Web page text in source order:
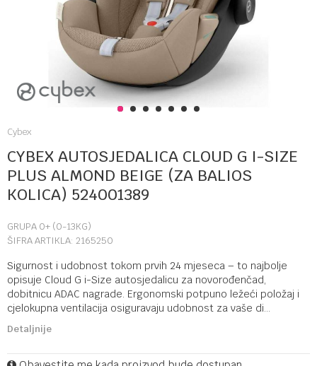
1 2 3 4 5 6 7
Cybex
CYBEX AUTOSJEDALICA CLOUD G I-SIZE
PLUS ALMOND BEIGE (ZA BALIOS
KOLICA) 524001389
GRUPA 0+ (0-13KG)
ŠIFRA ARTIKLA: 2165250
Sigurnost i udobnost tokom prvih 24 mjeseca – to najbolje
opisuje Cloud G i-Size autosjedalicu za novorođenčad,
dobitnicu ADAC nagrade. Ergonomski potpuno ležeći položaj i
cjelokupna ventilacija osiguravaju udobnost za vaše di...
Detaljnije